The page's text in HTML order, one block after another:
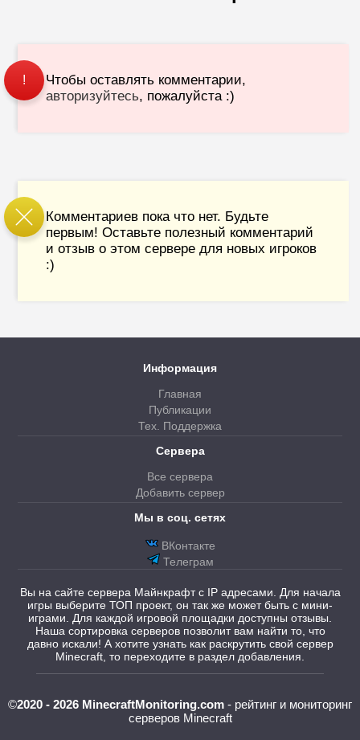
!
Чтобы оставлять комментарии,
авторизуйтесь, пожалуйста :)
Комментариев пока что нет. Будьте
первым! Оставьте полезный комментарий
и отзыв о этом сервере для новых игроков
:)
Информация
Главная
Публикации
Тех. Поддержка
Сервера
Все сервера
Добавить сервер
Мы в соц. сетях
ВКонтакте
Телеграм
Вы на сайте сервера Майнкрафт с IP адресами. Для начала
игры выберите ТОП проект, он так же может быть с мини-
играми. Для каждой игровой площадки доступны отзывы.
Наша сортировка серверов позволит вам найти то, что
давно искали! А хотите узнать как раскрутить свой сервер
Minecraft, то переходите в раздел добавления.
©2020 - 2026 MinecraftMonitoring.com - рейтинг и мониторинг
серверов Minecraft